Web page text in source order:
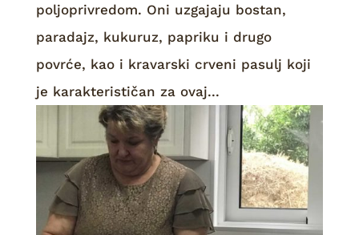
poljoprivredom. Oni uzgajaju bostan,
paradajz, kukuruz, papriku i drugo
povrće, kao i kravarski crveni pasulj koji
je karakterističan za ovaj...